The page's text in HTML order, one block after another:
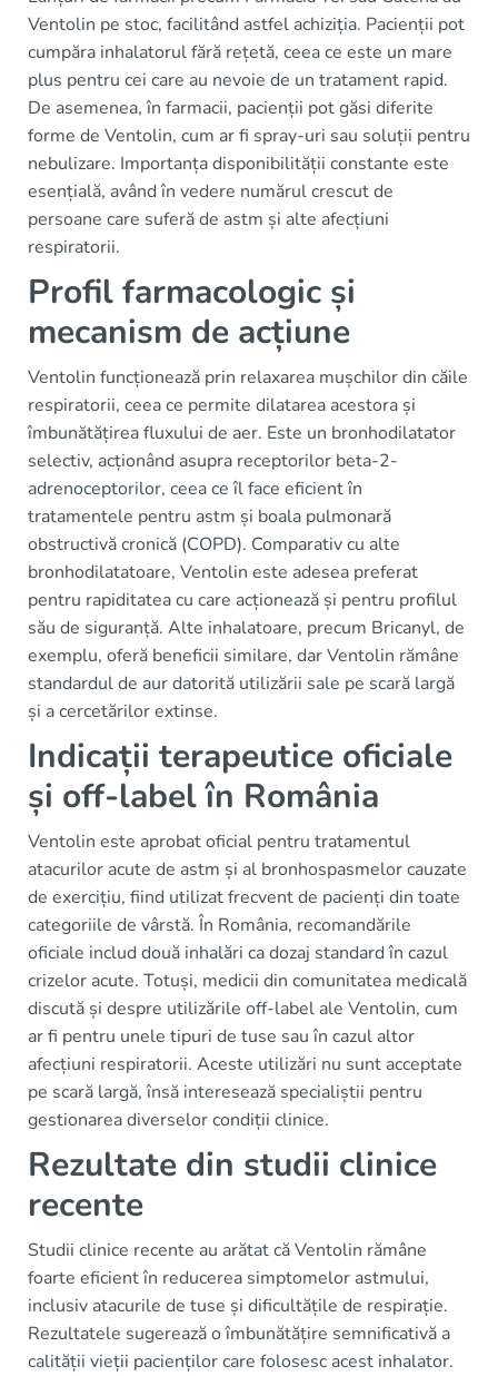
Ventolin pe stoc, facilitând astfel achiziția. Pacienții pot
cumpăra inhalatorul fără rețetă, ceea ce este un mare
plus pentru cei care au nevoie de un tratament rapid.
De asemenea, în farmacii, pacienții pot găsi diferite
forme de Ventolin, cum ar fi spray-uri sau soluții pentru
nebulizare. Importanța disponibilității constante este
esențială, având în vedere numărul crescut de
persoane care suferă de astm și alte afecțiuni
respiratorii.
Profil farmacologic și
mecanism de acțiune
Ventolin funcționează prin relaxarea mușchilor din căile
respiratorii, ceea ce permite dilatarea acestora și
îmbunătățirea fluxului de aer. Este un bronhodilatator
selectiv, acționând asupra receptorilor beta-2-
adrenoceptorilor, ceea ce îl face eficient în
tratamentele pentru astm și boala pulmonară
obstructivă cronică (COPD). Comparativ cu alte
bronhodilatatoare, Ventolin este adesea preferat
pentru rapiditatea cu care acționează și pentru profilul
său de siguranță. Alte inhalatoare, precum Bricanyl, de
exemplu, oferă beneficii similare, dar Ventolin rămâne
standardul de aur datorită utilizării sale pe scară largă
și a cercetărilor extinse.
Indicații terapeutice oficiale
și off-label în România
Ventolin este aprobat oficial pentru tratamentul
atacurilor acute de astm și al bronhospasmelor cauzate
de exercițiu, fiind utilizat frecvent de pacienți din toate
categoriile de vârstă. În România, recomandările
oficiale includ două inhalări ca dozaj standard în cazul
crizelor acute. Totuși, medicii din comunitatea medicală
discută și despre utilizările off-label ale Ventolin, cum
ar fi pentru unele tipuri de tuse sau în cazul altor
afecțiuni respiratorii. Aceste utilizări nu sunt acceptate
pe scară largă, însă interesează specialiștii pentru
gestionarea diverselor condiții clinice.
Rezultate din studii clinice
recente
Studii clinice recente au arătat că Ventolin rămâne
foarte eficient în reducerea simptomelor astmului,
inclusiv atacurile de tuse și dificultățile de respirație.
Rezultatele sugerează o îmbunătățire semnificativă a
calității vieții pacienților care folosesc acest inhalator.